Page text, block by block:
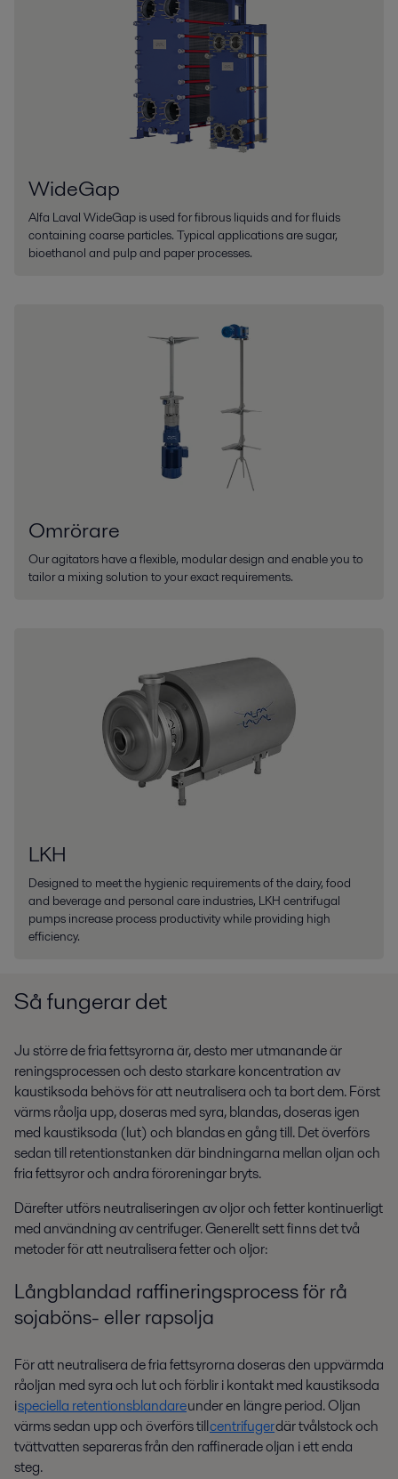
WideGap
Alfa Laval WideGap is used for fibrous liquids and for fluids
containing coarse particles. Typical applications are sugar,
bioethanol and pulp and paper processes.
Omrörare
Our agitators have a flexible, modular design and enable you to
tailor a mixing solution to your exact requirements.
LKH
Designed to meet the hygienic requirements of the dairy, food
and beverage and personal care industries, LKH centrifugal
pumps increase process productivity while providing high
efficiency.
Så fungerar det
Ju större de fria fettsyrorna är, desto mer utmanande är
reningsprocessen och desto starkare koncentration av
kaustiksoda behövs för att neutralisera och ta bort dem. Först
värms råolja upp, doseras med syra, blandas, doseras igen
med kaustiksoda (lut) och blandas en gång till. Det överförs
sedan till retentionstankendär bindningarna mellan oljan och
fria fettsyror och andra föroreningar bryts.
Därefter utförs neutraliseringen av oljor och fetter kontinuerligt
med användning av centrifuger. Generellt sett finns det två
metoder för att neutralisera fetter och oljor:
Långblandad raffineringsprocess för rå
sojaböns- eller rapsolja
För att neutralisera de fria fettsyrorna doseras den uppvärmda
råoljan med syra och lut och förblir i kontakt med kaustiksoda
ispeciella retentionsblandareunder en längre period. Oljan
värms sedan upp och överförs tillcentrifugerdärtvålstockoch
tvättvatten separeras från den raffinerade oljan i ett enda
steg.